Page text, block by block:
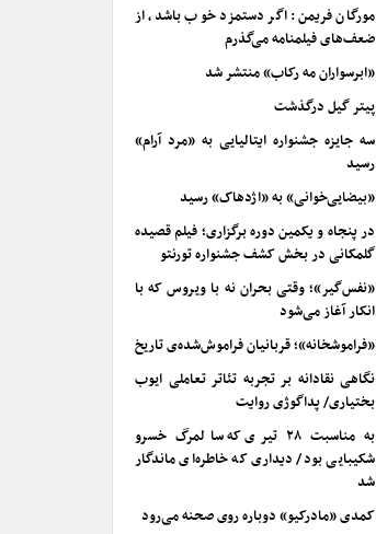
مورگان فریمن: اگر دستمزد خوب باشد، از
ضعف‌های فیلمنامه می‌گذرم
«ابرسواران مه رکاب» منتشر شد
پیتر گیل درگذشت
سه جایزه جشنواره ایتالیایی به «مرد آرام»
رسید
«بیضایی‌خوانی» به «اژدهاک» رسید
در پنجاه و یکمین دوره برگزاری؛ فیلم قصیده
گلمکانی در بخش کشف جشنواره تورنتو
«نفس‌گیر»؛ وقتی بحران نه با ویروس که با
انکار آغاز می‌شود
«فراموشخانه»؛ قربانیان فراموش‌شده‌ی تاریخ
نگاهی نقادانه بر تجربه تئاتر تعاملی ایوب
بختیاری/ پداگوژی روایت
به مناسبت ۲۸ تیری که سالمرگ خسرو
شکیبایی بود/ دیداری که خاطره‌ای ماندگار
شد
کمدی «مادرکیو» دوباره روی صحنه می‌رود